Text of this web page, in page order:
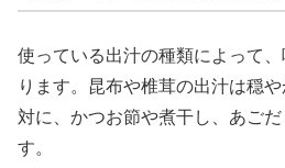
使っている出汁の種類によって
ります。昆布や椎茸の出汁は穏
対に、かつお節や煮干し、あご
す。